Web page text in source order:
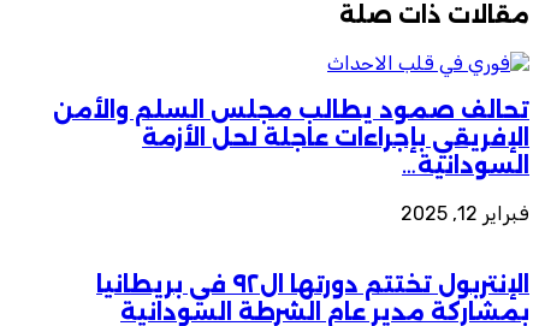
مقالات ذات صلة
تحالف صمود يطالب مجلس السلم والأمن
الإفريقي بإجراءات عاجلة لحل الأزمة
السودانية…
فبراير 12, 2025
الإنتربول تختتم دورتها ال٩٢ في بريطانيا
بمشاركة مدير عام الشرطة السودانية